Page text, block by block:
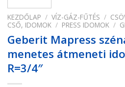
KEZDŐLAP / VÍZ-GÁZ-FŰTÉS /
CSŐ, IDOMOK / PRESS IDOMOK /
Geberit Mapress
menetes átmeneti
R=3/4″